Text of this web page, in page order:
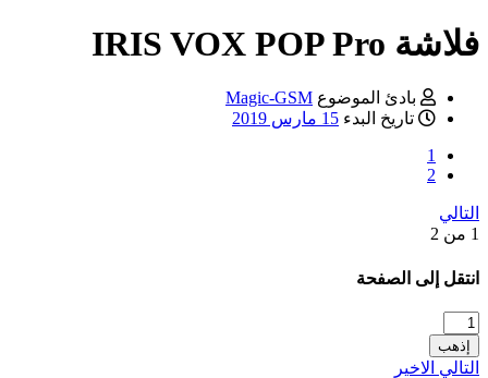
فلاشة IRIS VOX POP Pro
بادئ الموضوع Magic-GSM
تاريخ البدء 15 مارس 2019
1
2
التالي
1 من 2
انتقل إلى الصفحة
إذهب
التالي الاخير